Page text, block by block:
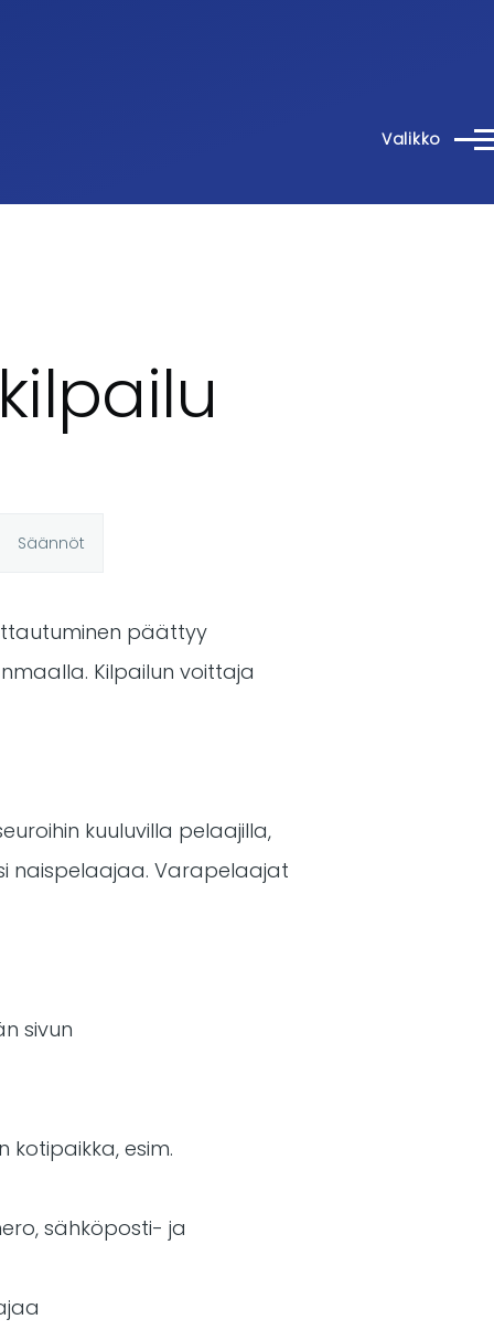
Valikko
Säännöt
päättyy
Kilpailun voittaja
kuuluvilla pelaajilla,
naispelaajaa. Varapelaajat
sivun
kotipaikka, esim.
sähköposti- ja